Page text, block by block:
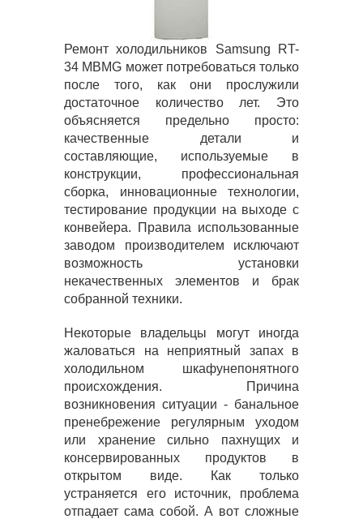
Ремонт холодильников Samsung RT-
34 MBMG может потребоваться только
после того, как они прослужили
достаточное количество лет. Это
объясняется предельно просто:
качественные детали и
составляющие, используемые в
конструкции, профессиональная
сборка, инновационные технологии,
тестирование продукции на выходе с
конвейера. Правила использованные
заводом производителем исключают
возможность установки
некачественных элементов и брак
собранной техники.
Некоторые владельцы могут иногда
жаловаться на неприятный запах в
холодильном шкафунепонятного
происхождения. Причина
возникновения ситуации - банальное
пренебрежение регулярным уходом
или хранение сильно пахнущих и
консервированных продуктов в
открытом виде. Как только
устраняется его источник, проблема
отпадает сама собой. А вот сложные